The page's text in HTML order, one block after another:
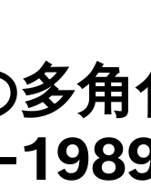
多角